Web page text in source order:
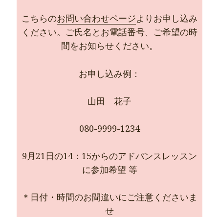
こちらのお問い合わせページよりお申し込み
ください。ご氏名とお電話番号、ご希望の時
間をお知らせください。
お申し込み例：
山田 花子
080-9999-1234
9月21日の14：15からのアドバンスレッスン
に参加希望 等
＊日付・時間のお間違いにご注意くださいま
せ